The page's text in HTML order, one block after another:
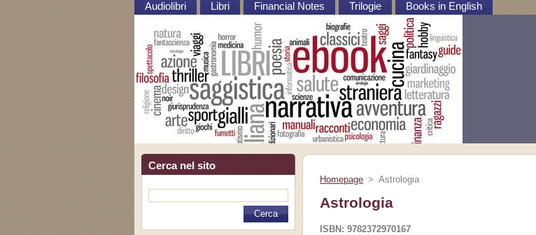
Audiolibri Libri Financial Notes Trilogie Books in English
Cerca nel sito
Homepage > Astrologia
Astrologia
ISBN: 9782372970167